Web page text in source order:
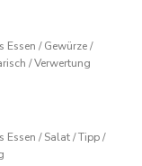
Essen / Gewürze /
/ Verwertung
Essen / Salat / Tipp /